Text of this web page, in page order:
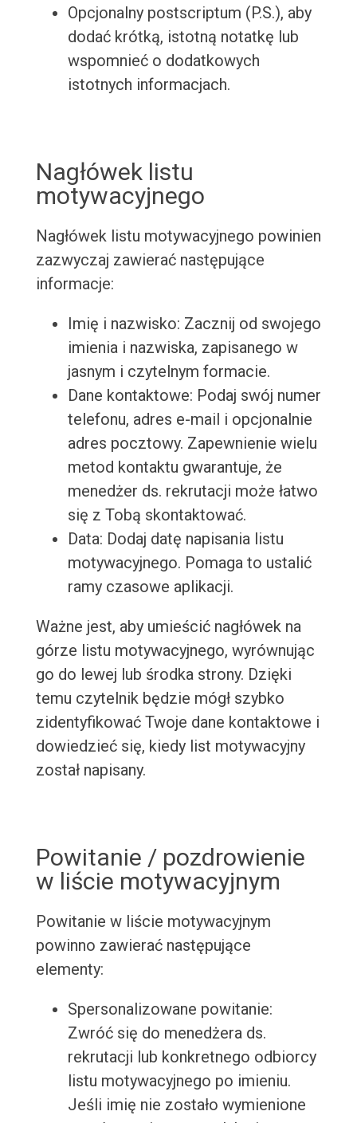
Opcjonalny postscriptum (P.S.), aby
dodać krótką, istotną notatkę lub
wspomnieć o dodatkowych
istotnych informacjach.
Nagłówek listu
motywacyjnego
Nagłówek listu motywacyjnego powinien
zazwyczaj zawierać następujące
informacje:
Imię i nazwisko: Zacznij od swojego
imienia i nazwiska, zapisanego w
jasnym i czytelnym formacie.
Dane kontaktowe: Podaj swój numer
telefonu, adres e-mail i opcjonalnie
adres pocztowy. Zapewnienie wielu
metod kontaktu gwarantuje, że
menedżer ds. rekrutacji może łatwo
się z Tobą skontaktować.
Data: Dodaj datę napisania listu
motywacyjnego. Pomaga to ustalić
ramy czasowe aplikacji.
Ważne jest, aby umieścić nagłówek na
górze listu motywacyjnego, wyrównując
go do lewej lub środka strony. Dzięki
temu czytelnik będzie mógł szybko
zidentyfikować Twoje dane kontaktowe i
dowiedzieć się, kiedy list motywacyjny
został napisany.
Powitanie / pozdrowienie
w liście motywacyjnym
Powitanie w liście motywacyjnym
powinno zawierać następujące
elementy:
Spersonalizowane powitanie:
Zwróć się do menedżera ds.
rekrutacji lub konkretnego odbiorcy
listu motywacyjnego po imieniu.
Jeśli imię nie zostało wymienione